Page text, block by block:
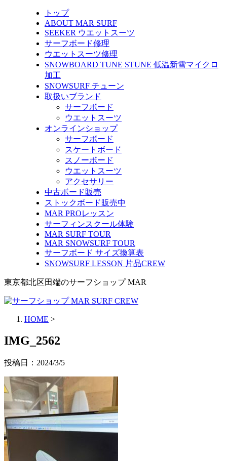
トップ
ABOUT MAR SURF
SEEKER ウエットスーツ
サーフボード修理
ウエットスーツ修理
SNOWBOARD TUNE STUNE 低温新雪マイクロ
加工
SNOWSURF チューン
取扱いブランド
サーフボード
ウエットスーツ
オンラインショップ
サーフボード
スケートボード
スノーボード
ウエットスーツ
アクセサリー
中古ボード販売
ストックボード販売中
MAR PROレッスン
サーフィンスクール体験
MAR SURF TOUR
MAR SNOWSURF TOUR
サーフボード サイズ換算表
SNOWSURF LESSON 片品CREW
東京都北区田端のサーフショップ MAR
HOME >
IMG_2562
投稿日： 2024/3/5